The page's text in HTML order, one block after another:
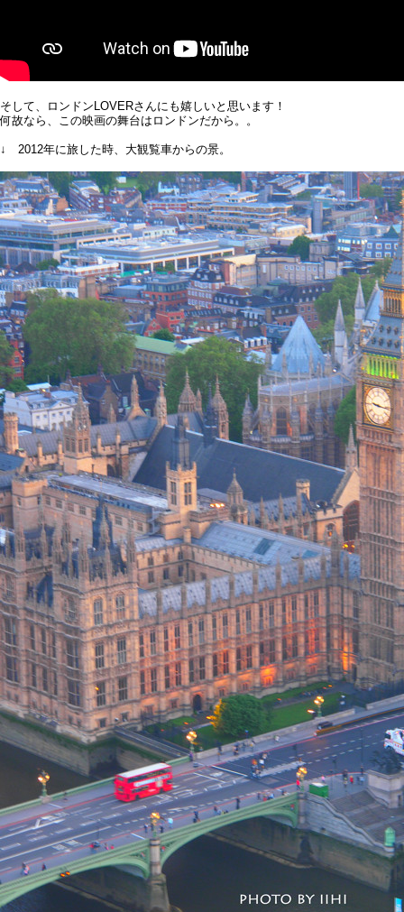
そして、ロンドンLOVERさんにも嬉しいと思います！
何故なら、この映画の舞台はロンドンだから。。
↓ 2012年に旅した時、大観覧車からの景。